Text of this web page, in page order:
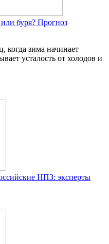
буря? Прогноз
когда зима начинает
усталость от холодов и
НПЗ: эксперты